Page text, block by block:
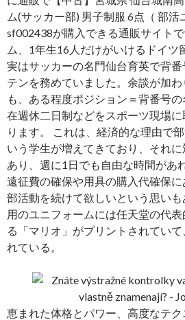
ム(サッカー部) 男子制服 6点（ 部活
sf002438が購入できる通販サイト
ム、1年生16人だけがいけるドイツ
実はサッカーの名門仙台育英で背
テンを務めていました。余談が加
も、ある程度ポジション＝背番号
在週休二日制などをスポーツ現場
ります。 これは、経済的な理由で
いう学生が増えてきており、それ
あり、週に1日でも自由な時間があ
遠征費の確保や用具の購入代確保
部活動を続けて欲しいという思い
用のユニフォームには任天堂の代
る「マリオ」がプリントされてい
れている。
恵まれた体格とパワー、高度なテ